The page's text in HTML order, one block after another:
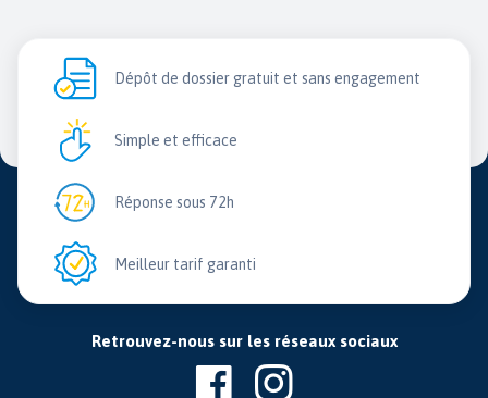
Dépôt de dossier gratuit et sans engagement
Simple et efficace
Réponse sous 72h
Meilleur tarif garanti
Retrouvez-nous sur les réseaux sociaux